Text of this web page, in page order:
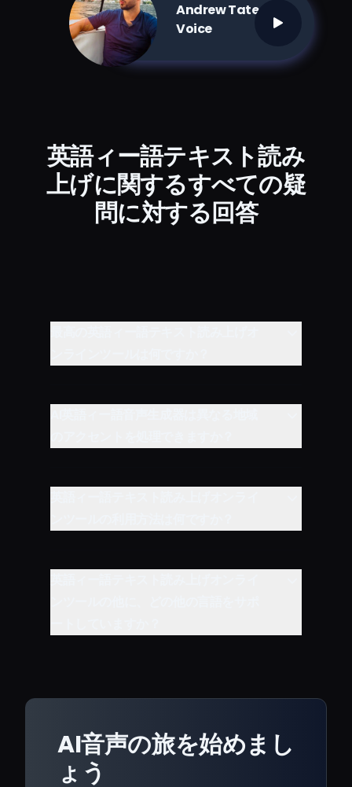
Andrew Tate AI
Voice
英語ィー語テキスト読み
上げに関するすべての疑
問に対する回答
AI音声の旅を始めまし
ょう